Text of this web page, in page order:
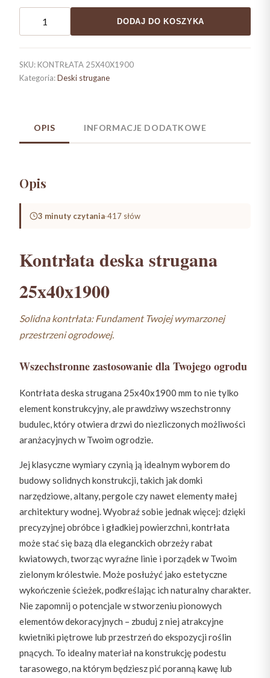
Kontrłata
strugana
25x40x1900
DODAJ DO KOSZYKA
SKU: KONTRŁATA 25X40X1900
Kategoria:Deski strugane
OPIS INFORMACJE DODATKOWE
Opis
3 minuty czytania·417 słów
Kontrłata deska strugana
25x40x1900
Solidna kontrłata: Fundament Twojej wymarzonej
przestrzeni ogrodowej.
Wszechstronne zastosowanie dla Twojego ogrodu
Kontrłata deska strugana 25x40x1900 mm to nie tylko
element konstrukcyjny, ale prawdziwy wszechstronny
budulec, który otwiera drzwi do niezliczonych możliwości
aranżacyjnych w Twoim ogrodzie.
Jej klasyczne wymiary czynią ją idealnym wyborem do
budowy solidnych konstrukcji, takich jak domki
narzędziowe, altany, pergole czy nawet elementy małej
architektury wodnej. Wyobraź sobie jednak więcej: dzięki
precyzyjnej obróbce i gładkiej powierzchni, kontrłata
może stać się bazą dla eleganckich obrzeży rabat
kwiatowych, tworząc wyraźne linie i porządek w Twoim
zielonym królestwie. Może posłużyć jako estetyczne
wykończenie ścieżek, podkreślając ich naturalny charakter.
Nie zapomnij o potencjale w stworzeniu pionowych
elementów dekoracyjnych – zbuduj z niej atrakcyjne
kwietniki piętrowe lub przestrzeń do ekspozycji roślin
pnących. To idealny materiał na konstrukcję podestu
tarasowego, na którym będziesz pić poranną kawę lub